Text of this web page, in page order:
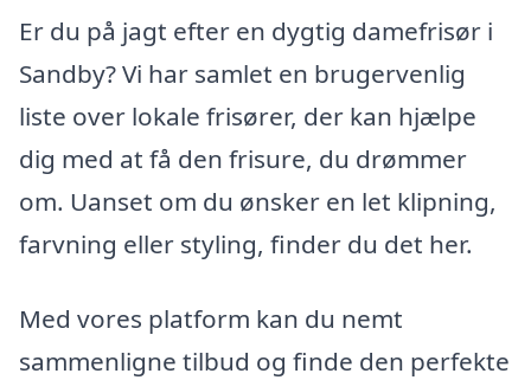
Er du på jagt efter en dygtig damefrisør i
Sandby? Vi har samlet en brugervenlig
liste over lokale frisører, der kan hjælpe
dig med at få den frisure, du drømmer
om. Uanset om du ønsker en let klipning,
farvning eller styling, finder du det her.
Med vores platform kan du nemt
sammenligne tilbud og finde den perfekte